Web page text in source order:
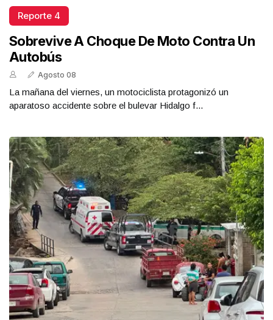
Reporte 4
Sobrevive A Choque De Moto Contra Un
Autobús
Agosto 08
La mañana del viernes, un motociclista protagonizó un
aparatoso accidente sobre el bulevar Hidalgo f...